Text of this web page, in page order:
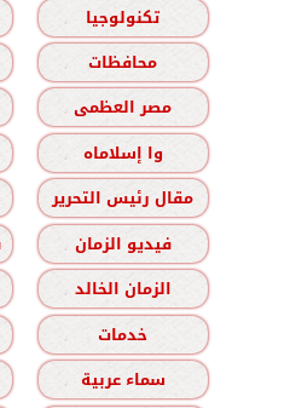
تكنولوجيا
محافظات
مصر العظمى
وا إسلاماه
مقال رئيس التحرير
فيديو الزمان
الزمان الخالد
خدمات
سماء عربية